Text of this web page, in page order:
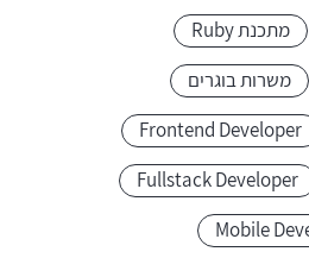
מתכנת Ruby
משרות בוגרים
Frontend Developer
Fullstack Developer
Mobile